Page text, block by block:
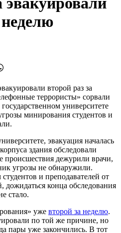
второй раз за
террористы» сорвали
университете
минирования студентов и
эвакуация началась
здания обследовали
происшествия дежурили врачи,
угрозы не обнаружили.
и преподавателей от
дожидаться конца обследования
стало.
уже второй за неделю.
по той же причине, но
пары уже закончились. В тот